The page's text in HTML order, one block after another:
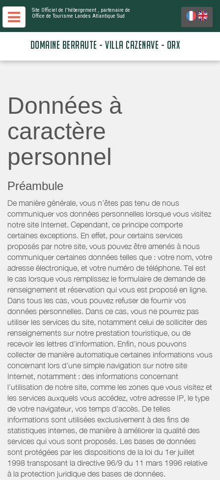
Site Officiel de l'hébergement , partenaire de
Office de Tourisme Landes Atlantique Sud
DOMAINE BERRAUTE - VILLA CAZENAVE - ORX
Données à
caractère
personnel
Préambule
De manière générale, vous n’êtes pas tenu de nous
communiquer vos données personnelles lorsque vous visitez
notre site Internet. Cependant, ce principe comporte
certaines exceptions. En effet, pour certains services
proposés par notre site, vous pouvez être amenés à nous
communiquer certaines données telles que : votre nom, votre
adresse électronique, et votre numéro de téléphone. Tel est
le cas lorsque vous remplissez le formulaire de demande de
renseignement et réservation qui vous est proposé en ligne.
Dans tous les cas, vous pouvez refuser de fournir vos
données personnelles. Dans ce cas, vous ne pourrez pas
utiliser les services du site, notamment celui de solliciter des
renseignements sur notre prestation touristique, ou de
recevoir les lettres d’information. Enfin, nous pouvons
collecter de manière automatique certaines informations vous
concernant lors d’une simple navigation sur notre site
Internet, notamment : des informations concernant
l’utilisation de notre site, comme les zones que vous visitez et
les services auxquels vous accédez, votre adresse IP, le type
de votre navigateur, vos temps d'accès. De telles
informations sont utilisées exclusivement à des fins de
statistiques internes, de manière à améliorer la qualité des
services qui vous sont proposés. Les bases de données
sont protégées par les dispositions de la loi du 1er juillet
1998 transposant la directive 96/9 du 11 mars 1996 relative
à la protection juridique des bases de données.